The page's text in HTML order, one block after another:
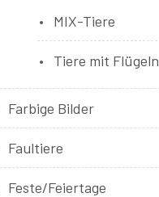
MIX-Tiere
Tiere mit Flügeln
Farbige Bilder
Faultiere
Feste/Feiertage